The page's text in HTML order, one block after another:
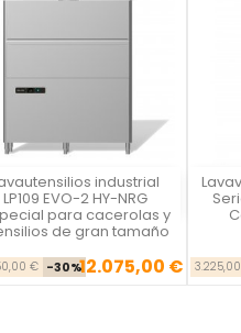
industrial
LP109 EVO-2 HY-NRG
para cacerolas y
de gran tamaño
Precio base
€ -30% Precio
12.075,00 €

Vista rápida